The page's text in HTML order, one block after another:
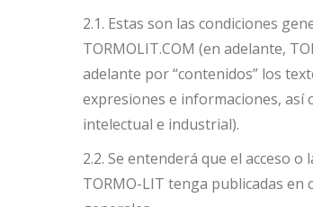
2.1. Estas son las condiciones
TORMOLIT.COM (en adelante,
adelante por “contenidos” los
expresiones e informaciones,
intelectual e industrial).
2.2. Se entenderá que el acceso
TORMO-LIT tenga publicadas en